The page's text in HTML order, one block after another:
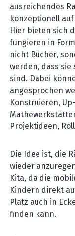
ausreichendes
konzeptionell
Hier bieten sich
fungieren in
nicht Bücher,
werden, dass
sind. Dabei
angesprochen
Konstruieren,
Projektideen,
Die Idee ist, die
wieder
Kita, da die
Kindern direkt
Platz auch in
finden kann.